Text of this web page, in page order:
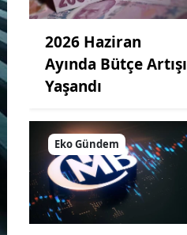
2026 Haziran
Ayında Bütçe Artışı
Yaşandı
Eko Gündem